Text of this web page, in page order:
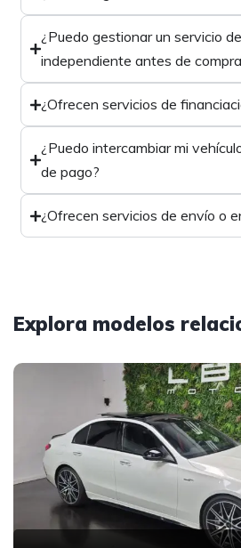
¿Puedo gestionar un servicio
independiente antes de
¿Ofrecen servicios de
¿Puedo intercambiar mi
de pago?
¿Ofrecen servicios de envío o
Explora modelos